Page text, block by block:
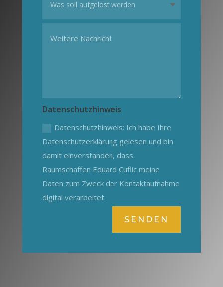
Datenschutzhinweis
Datenschutzhinweis: Ich habe Ihre
Datenschutzerklärung gelesen und bin
damit einverstanden, dass
Raumschaffen Eduard Cuflic meine
Daten zum Zweck der Kontaktaufnahme
digital verarbeitet.
SENDEN